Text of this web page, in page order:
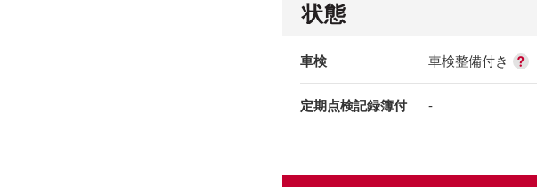
状態
車検 車検整備付き
定期点検記録簿付 -